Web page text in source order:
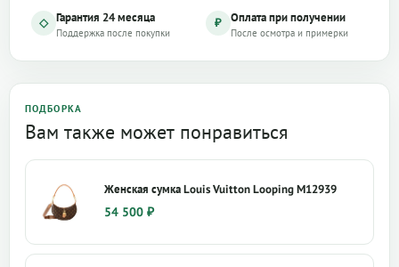
◇ Гарантия 24 месяца
Поддержка после покупки
₽ Оплата при получении
После осмотра и примерки
ПОДБОРКА
Вам также может понравиться
Женская сумка Louis Vuitton Looping M12939
54 500 ₽